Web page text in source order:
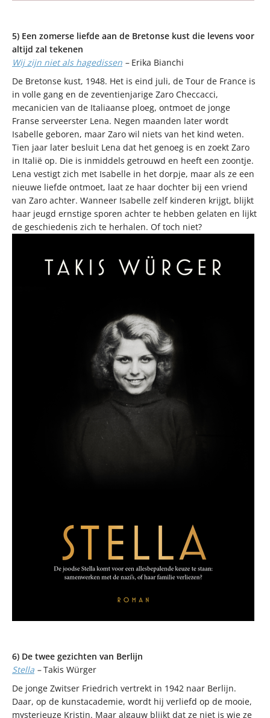
5) Een zomerse liefde aan de Bretonse kust die levens voor
altijd zal tekenen
Wij zijn niet als hagedissen – Erika Bianchi
De Bretonse kust, 1948. Het is eind juli, de Tour de France is
in volle gang en de zeventienjarige Zaro Checcacci,
mecanicien van de Italiaanse ploeg, ontmoet de jonge
Franse serveerster Lena. Negen maanden later wordt
Isabelle geboren, maar Zaro wil niets van het kind weten.
Tien jaar later besluit Lena dat het genoeg is en zoekt Zaro
in Italië op. Die is inmiddels getrouwd en heeft een zoontje.
Lena vestigt zich met Isabelle in het dorpje, maar als ze een
nieuwe liefde ontmoet, laat ze haar dochter bij een vriend
van Zaro achter. Wanneer Isabelle zelf kinderen krijgt, blijkt
haar jeugd ernstige sporen achter te hebben gelaten en lijkt
de geschiedenis zich te herhalen. Of toch niet?
6) De twee gezichten van Berlijn
Stella –Takis Würger
De jonge Zwitser Friedrich vertrekt in 1942 naar Berlijn.
Daar, op de kunstacademie, wordt hij verliefd op de mooie,
mysterieuze Kristin. Maar algauw blijkt dat ze niet is wie ze